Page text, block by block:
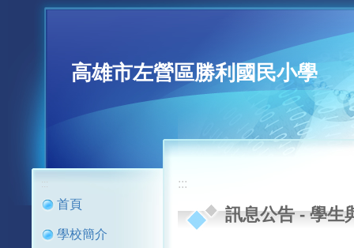
高雄市左營區勝利國民小學
:::
首頁
學校簡介
:::
訊息公告-學生